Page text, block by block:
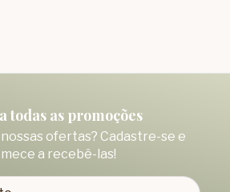
todas as promoções
ofertas? Cadastre-se e
a recebê-las!